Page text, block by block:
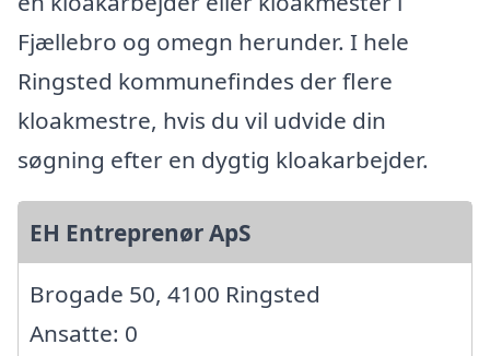
Fjællebro og omegn herunder. I hele
Ringsted kommunefindes der flere
kloakmestre, hvis du vil udvide din
søgning efter en dygtig kloakarbejder.
EH Entreprenør ApS
Brogade 50, 4100 Ringsted
Ansatte: 0